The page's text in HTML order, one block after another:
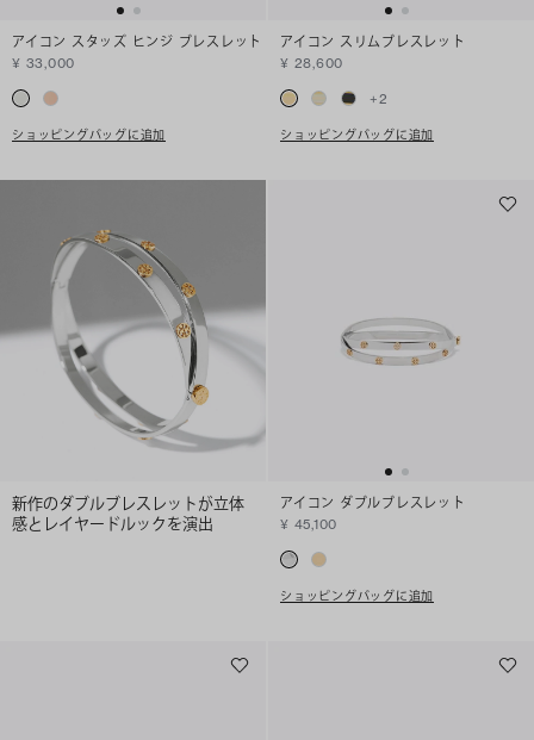
アイコン スタッズ ヒンジ ブレスレット
¥ 33,000
ショッピングバッグに追加
アイコン スリムブレスレット
¥ 28,600
+2
ショッピングバッグに追加
新作のダブルブレスレットが立体
感とレイヤードルックを演出
アイコン ダブルブレスレット
¥ 45,100
ショッピングバッグに追加